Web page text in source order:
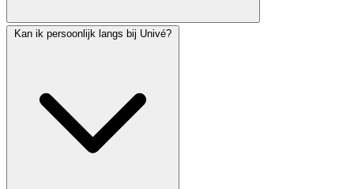
Kan ik persoonlijk langs bij Univé?